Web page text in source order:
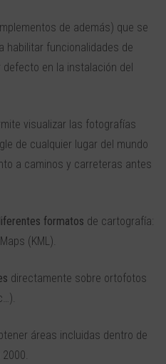
de además) que se
habilitar funcionalidades de
en la instalación del
visualizar las fotografías
de cualquier lugar del mundo
a caminos y carreteras antes
formatos de cartografía:
(KML).
directamente sobre ortofotos
áreas incluidas dentro de
2000.